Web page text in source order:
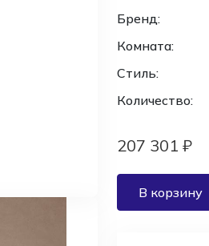
Бренд:
Комната:
Стиль:
Количество:
207 301 ₽
В корзину